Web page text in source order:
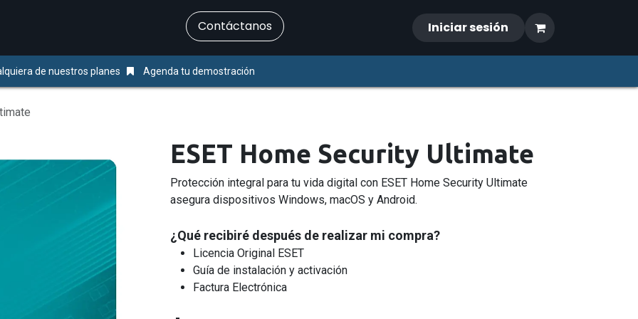
​Contáctanos Iniciar sesión
de nuestros planes Agenda tu demostración
ESET Home Security Ultimate
Protección integral para tu vida digital con ESET Home Security Ultimate
asegura dispositivos Windows, macOS y Android.
¿Qué recibiré después de realizar mi compra?
Licencia Original ESET
Guía de instalación y activación
Factura Electrónica